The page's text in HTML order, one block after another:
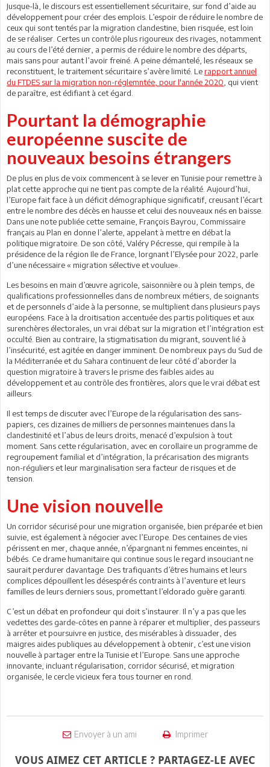
Jusque-là, le discours est essentiellement sécuritaire, sur fond d’aide au
développement pour créer des emplois. L’espoir de réduire le nombre de
ceux qui sont tentés par la migration clandestine, bien risquée, est loin
de se réaliser. Certes un contrôle plus rigoureux des rivages, notamment
au cours de l’été dernier, a permis de réduire le nombre des départs,
mais sans pour autant l’avoir freiné. A peine démantelé, les réseaux se
reconstituent, le traitement sécuritaire s’avère limité. Lerapport annuel
du FTDES sur la migration non-réglemntée, pour l'année 2020 , qui vient
de paraître, est édifiant à cet égard.
Pourtant la démographie
européenne suscite de
nouveaux besoins étrangers
De plus en plus de voix commencent à se lever en Tunisie pour remettre à
plat cette approche qui ne tient pas compte de la réalité. Aujourd’hui,
l’Europe fait face à un déficit démographique significatif, creusant l’écart
entre le nombre des décès en hausse et celui des nouveaux nés en baisse.
Dans une note publiée cette semaine, François Bayrou, Commissaire
français au Plan en donne l’alerte, appelant à mettre en débat la
politique migratoire. De son côté, Valéry Pécresse, qui rempile à la
présidence de la région Ile de France, lorgnant l’Elysée pour 2022, parle
d’une nécessaire « migration sélective et voulue».
Les besoins en main d’œuvre agricole, saisonnière ou à plein temps, de
qualifications professionnelles dans de nombreux métiers, de soignants
et de personnels d’aide à la personne, se multiplient dans plusieurs pays
européens. Face à la droitisation accentuée des partis politiques et aux
surenchères électorales, un vrai débat sur la migration et l’intégration est
occulté. Bien au contraire, la stigmatisation du migrant, souvent lié à
l’insécurité, est agitée en danger imminent. De nombreux pays du Sud de
la Méditerranée et du Sahara continuent de leur côté d’aborder la
question migratoire à travers le prisme des faibles aides au
développement et au contrôle des frontières, alors que le vrai débat est
ailleurs.
Il est temps de discuter avec l’Europe de la régularisation des sans-
papiers, ces dizaines de milliers de personnes maintenues dans la
clandestinité et l’abus de leurs droits, menacé d’expulsion à tout
moment. Sans cette régularisation, avec en corollaire un programme de
regroupement familial et d’intégration, la précarisation des migrants
non-réguliers et leur marginalisation sera facteur de risques et de
tension.
Une vision nouvelle
Un corridor sécurisé pour une migration organisée, bien préparée et bien
suivie, est également à négocier avec l’Europe. Des centaines de vies
périssent en mer, chaque année, n’épargnant ni femmes enceintes, ni
bébés. Ce drame humanitaire qui continue sous le regard insouciant ne
saurait perdurer davantage. Des trafiquants d’êtres humains et leurs
complices dépouillent les désespérés contraints à l’aventure et leurs
familles de leurs derniers sous, promettant l’eldorado guère garanti.
C’est un débat en profondeur qui doit s’instaurer. Il n’y a pas que les
vedettes des garde-côtes en panne à réparer et multiplier, des passeurs
à arrêter et poursuivre en justice, des misérables à dissuader, des
maigres aides publiques au développement à obtenir, c’est une vision
nouvelle à partager entre la Tunisie et l’Europe. Sans une approche
innovante, incluant régularisation, corridor sécurisé, et migration
organisée, le cercle vicieux fera tous tourner en rond.
Envoyer à un ami Imprimer
VOUS AIMEZ CET ARTICLE ? PARTAGEZ-LE AVEC